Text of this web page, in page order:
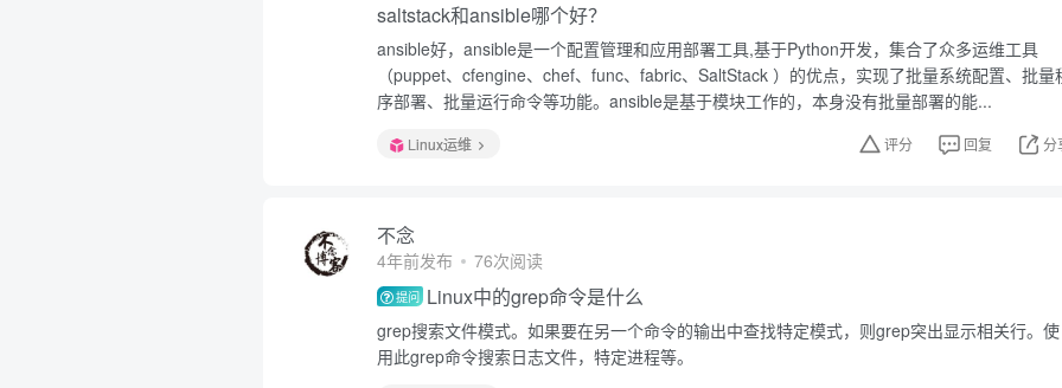
saltstack和ansible哪个好？
ansible好，ansible是一个配置管理和应用部署工具,基于Python开发，集合了众多运维工具
（puppet、cfengine、chef、func、fabric、SaltStack ）的优点，实现了批量系统配置、批量
序部署、批量运行命令等功能。ansible是基于模块工作的，本身没有批量部署的能...
Linux运维 评分 回复 分
不念
4年前发布 76次阅读
提问 Linux中的grep命令是什么
grep搜索文件模式。如果要在另一个命令的输出中查找特定模式，则grep突出显示相关行。使
用此grep命令搜索日志文件，特定进程等。